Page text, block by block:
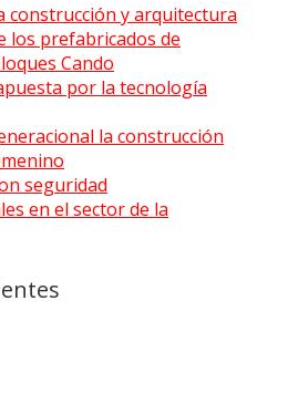
construcción y arquitectura
los prefabricados de
Cando
por la tecnología
la construcción
seguridad
en el sector de la